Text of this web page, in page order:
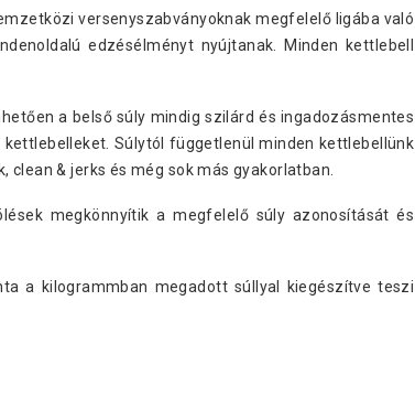
versenyszabványoknak megfelelő ligába való
edzésélményt nyújtanak. Minden kettlebell
a belső súly mindig szilárd és ingadozásmentes
Súlytól függetlenül minden kettlebellünk
& jerks és még sok más gyakorlatban.
megkönnyítik a megfelelő súly azonosítását és
a kilogrammban megadott súllyal kiegészítve teszi